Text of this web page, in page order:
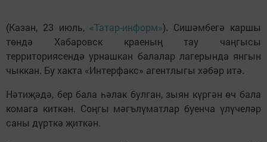
(Казан, 23 июль, «Татар-информ»). Сишәмбегә каршы
төндә Хабаровск краеның тау чаңгысы
территориясендә урнашкан балалар лагерында янгын
чыккан. Бу хакта «Интерфакс» агентлыгы хәбәр итә.
Нәтиҗәдә, бер бала һәлак булган, зыян күргән өч бала
комага киткән. Соңгы мәгълүматлар буенча үлүчеләр
саны дүрткә җиткән.